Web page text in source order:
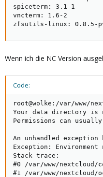
spiceterm: 3.1-1
vncterm: 1.6-2
zfsutils-linux: 0.8.5-
Wenn ich die NC Version
Code:
root@wolke:/var/www/
Your data directory is
Permissions can
An unhandled exception
Exception:
Stack trace:
#0 /var/www/nextcloud/
#1 /var/www/